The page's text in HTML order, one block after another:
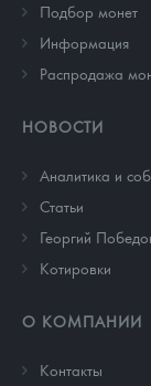
Подбор монет
Информация
Распродажа
НОВОСТИ
Аналитика и
Cтатьи
Георгий
Котировки
О КОМПАНИИ
Контакты